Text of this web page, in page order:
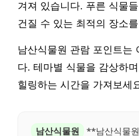
겨져 있습니다. 푸른 식물
건질 수 있는 최적의 장소
남산식물원 관람 포인트는
다. 테마별 식물을 감상하
힐링하는 시간을 가져보세
남산식물원
**남산식물